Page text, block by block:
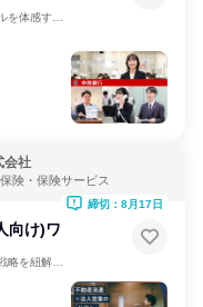
会社
険・保険サービス
向け)ワ
締切：8月17日